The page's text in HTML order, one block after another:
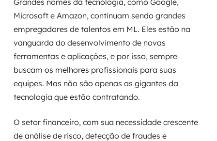
Grandes nomes da tecnologia, como Google,
Microsoft e Amazon, continuam sendo grandes
empregadores de talentos em ML. Eles estão na
vanguarda do desenvolvimento de novas
ferramentas e aplicações, e por isso, sempre
buscam os melhores profissionais para suas
equipes. Mas não são apenas as gigantes da
tecnologia que estão contratando.
O setor financeiro, com sua necessidade crescente
de análise de risco, detecção de fraudes e